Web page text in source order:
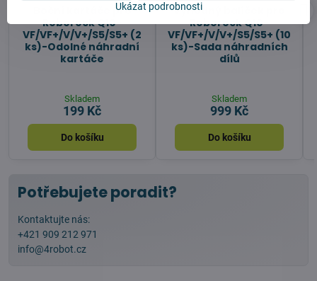
Boční kartáče pro
Roborock Q10-
VF/VF+/V/V+/S5/S5+ (2
ks)-Odolné náhradní
kartáče
Skladem
199 Kč
Do košíku
Výhodný balíček pro
Roborock Q10-
VF/VF+/V/V+/S5/S5+ (10
ks)-Sada náhradních
dílů
Skladem
999 Kč
Do košíku
Potřebujete poradit?
Kontaktujte nás:
+421 909 212 971
info@4robot.cz
Ukázat podrobnosti